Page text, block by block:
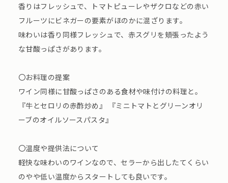
香りはフレッシュで、トマトピューレやザクロなどの赤い
フルーツにビネガーの要素がほのかに混ざります。
味わいは香り同様フレッシュで、赤スグリを頬張ったよう
な甘酸っぱさがあります。
〇お料理の提案
ワイン同様に甘酸っぱさのある食材や味付けの料理と。
『牛とセロリの赤酢炒め』 『ミニトマトとグリーンオリ
ーブのオイルソースパスタ』
〇温度や提供法について
軽快な味わいのワインなので、セラーから出したてくらい
のやや低い温度からスタートしても良いです。